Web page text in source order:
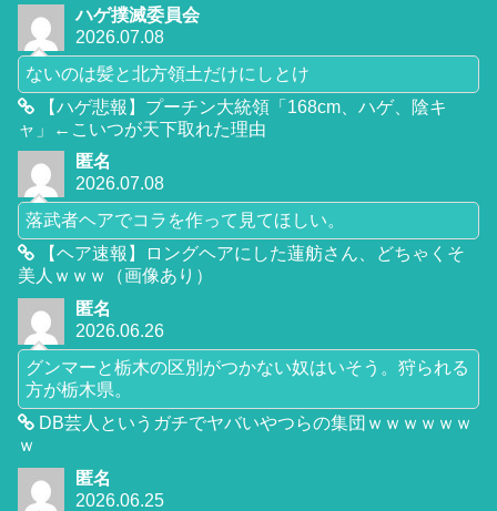
ハゲ撲滅委員会
2026.07.08
ないのは髪と北方領土だけにしとけ
【ハゲ悲報】プーチン大統領「168cm、ハゲ、陰キ
ャ」←こいつが天下取れた理由
匿名
2026.07.08
落武者ヘアでコラを作って見てほしい。
【ヘア速報】ロングヘアにした蓮舫さん、どちゃくそ
美人ｗｗｗ（画像あり）
匿名
2026.06.26
グンマーと栃木の区別がつかない奴はいそう。狩られる
方が栃木県。
DB芸人というガチでヤバいやつらの集団ｗｗｗｗｗｗ
ｗ
匿名
2026.06.25